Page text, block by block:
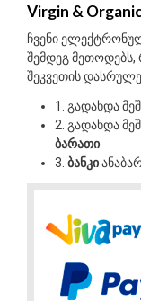
Virgin &
ჩვენი
შემდეგ
შეკვეთის
1. გადახდა
2. გადახდა
ბარათი
3. ბანკი